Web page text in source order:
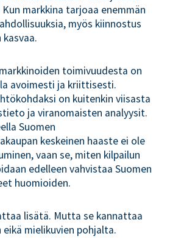
markkina tarjoaa enemmän
myös kiinnostus
toimivuudesta on
avoimesti ja kriittisesti.
on kuitenkin viisasta
ja viranomaisten analyysit.
Suomen
keskeinen haaste ei ole
vaan se, miten kilpailun
edelleen vahvistaa Suomen
huomioiden.
lisätä. Mutta se kannattaa
mielikuvien pohjalta.